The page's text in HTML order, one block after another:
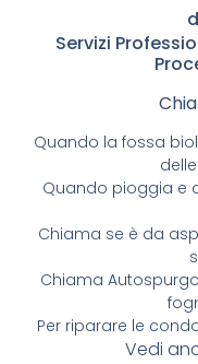
Servizi
Quando la fossa
Quando pioggia e
Chiama se è da
Chiama
Per riparare le
Vedi